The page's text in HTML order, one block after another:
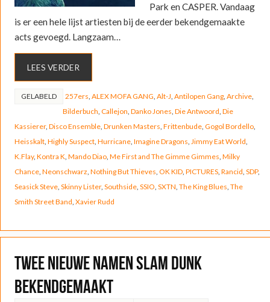
Park en CASPER. Vandaag
is er een hele lijst artiesten bij de eerder bekendgemaakte
acts gevoegd. Langzaam…
LEES VERDER
GELABELD 257ers ALEX MOFA GANG Alt-J Antilopen Gang, Archive,
Bilderbuch Callejon Danko Jones Die Antwoord Die
Kassierer, Disco Ensemble, Drunken Masters Frittenbude, Gogol Bordello,
Heisskalt, Highly Suspect, Hurricane, Imagine Dragons Jimmy Eat World
K.Flay, Kontra K Mando Diao, Me First and The Gimme Gimmes Milky
Chance, Neonschwarz Nothing But Thieves OK KID, PICTURES, Rancid SDP,
Seasick Steve, Skinny Lister, Southside, SSIO SXTN The King Blues The
Smith Street Band Xavier Rudd
Twee nieuwe namen Slam Dunk
bekendgemaakt